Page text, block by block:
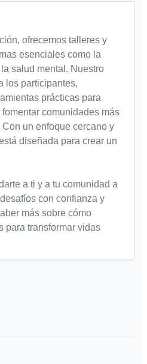
ofrecemos talleres y
esenciales como la
salud mental. Nuestro
los participantes,
prácticas para
comunidades más
un enfoque cercano y
diseñada para crear un
a ti y a tu comunidad a
con confianza y
más sobre cómo
para transformar vidas